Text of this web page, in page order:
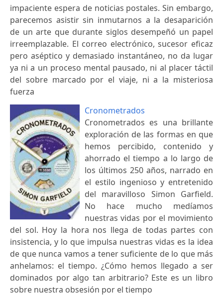
impaciente espera de noticias postales. Sin embargo,
parecemos asistir sin inmutarnos a la desaparición
de un arte que durante siglos desempeñó un papel
irreemplazable. El correo electrónico, sucesor eficaz
pero aséptico y demasiado instantáneo, no da lugar
ya ni a un proceso mental pausado, ni al placer táctil
del sobre marcado por el viaje, ni a la misteriosa
fuerza
Cronometrados
Cronometrados es una brillante
exploración de las formas en que
hemos percibido, contenido y
ahorrado el tiempo a lo largo de
los últimos 250 años, narrado en
el estilo ingenioso y entretenido
del maravilloso Simon Garfield.
No hace mucho medíamos
nuestras vidas por el movimiento
del sol. Hoy la hora nos llega de todas partes con
insistencia, y lo que impulsa nuestras vidas es la idea
de que nunca vamos a tener suficiente de lo que más
anhelamos: el tiempo. ¿Cómo hemos llegado a ser
dominados por algo tan arbitrario? Este es un libro
sobre nuestra obsesión por el tiempo